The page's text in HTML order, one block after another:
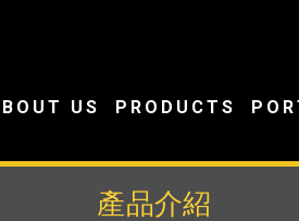
US PRODUCTS
產品介紹